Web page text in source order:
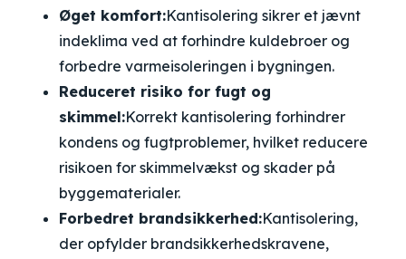
Øget komfort:Kantisolering sikrer et jævnt
indeklima ved at forhindre kuldebroer og
forbedre varmeisoleringen i bygningen.
Reduceret risiko for fugt og
skimmel:Korrekt kantisolering forhindrer
kondens og fugtproblemer, hvilket reducere
risikoen for skimmelvækst og skader på
byggematerialer.
Forbedret brandsikkerhed:Kantisolering,
der opfylder brandsikkerhedskravene,